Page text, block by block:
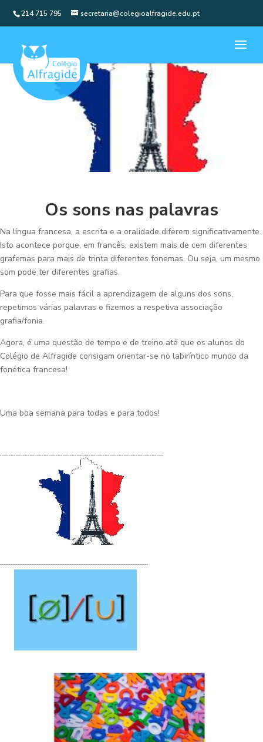
214 715 795 secretaria@colegioalfragide.edu.pt
Os sons nas palavras
Na língua francesa, a escrita e a oralidade diferem significativamente.
Isto acontece porque, em francês, existem mais de cem diferentes
grafemas para mais de trinta diferentes fonemas. Ou seja, um mesmo
som pode ter diferentes grafias.
Para que fosse mais fácil a aprendizagem de alguns dos sons,
repetimos várias palavras e fizemos a respetiva associação
grafia/fonia.
Agora, é uma questão de tempo e de treino até que os alunos do
Colégio de Alfragide consigam orientar-se no labiríntico mundo da
fonética francesa!
Uma boa semana para todas e para todos!